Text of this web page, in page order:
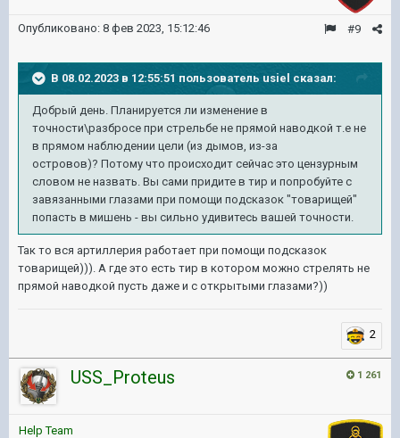
#9
Опубликовано: 8 фев 2023, 15:12:46
В 08.02.2023 в 12:55:51 пользователь usiel сказал:
Добрый день. Планируется ли изменение в
точности\разбросе при стрельбе не прямой наводкой т.е не
в прямом наблюдении цели (из дымов, из-за
островов)? Потому что происходит сейчас это цензурным
словом не назвать. Вы сами придите в тир и попробуйте с
завязанными глазами при помощи подсказок "товарищей"
попасть в мишень - вы сильно удивитесь вашей точности.
Так то вся артиллерия работает при помощи подсказок
товарищей))). А где это есть тир в котором можно стрелять не
прямой наводкой пусть даже и с открытыми глазами?))
2
1 261
USS_Proteus
Help Team